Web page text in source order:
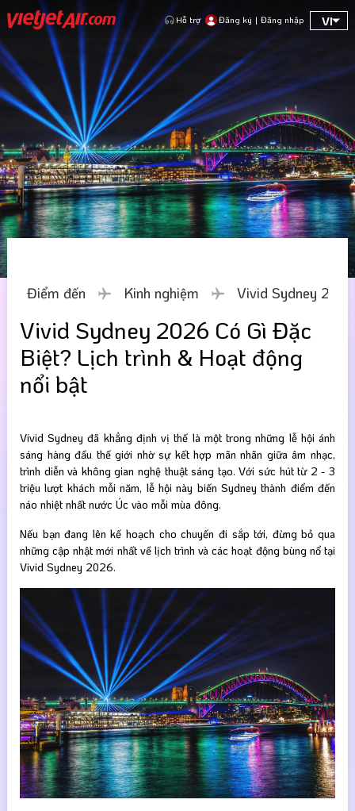
Hỗ trợ Đăng ký | Đăng nhập VI
Điểm đến Kinh nghiệm Vivid Sydney
Vivid Sydney 2026 Có Gì Đặc
Biệt? Lịch trình & Hoạt động
nổi bật
Vivid Sydney đã khẳng định vị thế là một trong những lễ hội ánh
sáng hàng đầu thế giới nhờ sự kết hợp mãn nhãn giữa âm nhạc,
trình diễn và không gian nghệ thuật sáng tạo. Với sức hút từ 2 - 3
triệu lượt khách mỗi năm, lễ hội này biến Sydney thành điểm đến
náo nhiệt nhất nước Úc vào mỗi mùa đông.
Nếu bạn đang lên kế hoạch cho chuyến đi sắp tới, đừng bỏ qua
những cập nhật mới nhất về lịch trình và các hoạt động bùng nổ tại
Vivid Sydney 2026.